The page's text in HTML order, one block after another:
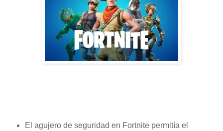
El agujero de seguridad en Fortnite permitía el